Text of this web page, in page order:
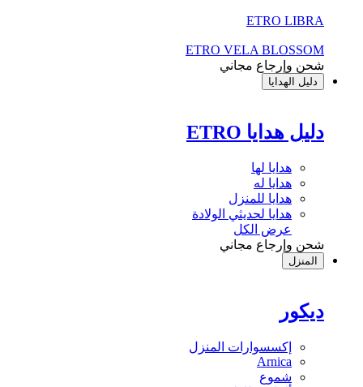
ETRO LIBRA
ETRO VELA BLOSSOM
شحن وإرجاع مجاني
دليل الهدايا
دليل هدايا ETRO
هدايا لها
هدايا له
هدايا للمنزل
هدايا لحديثي الولادة
عرض الكل
شحن وإرجاع مجاني
المنزل
ديكور
إكسسوارات المنزل
Arnica
شموع